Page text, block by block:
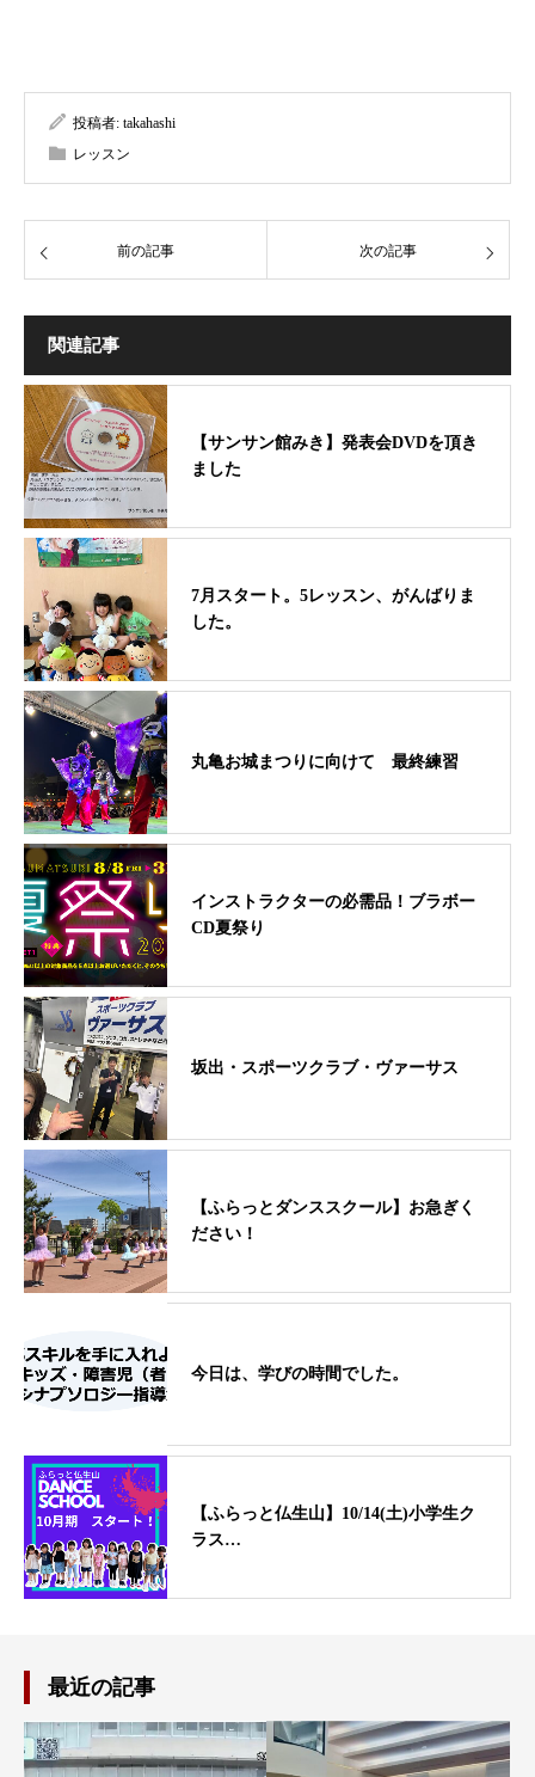
投稿者: takahashi
レッスン
前の記事 次の記事
関連記事
【サンサン館みき】発表会DVDを頂き
ました
7月スタート。5レッスン、がんばりま
した。
丸亀お城まつりに向けて 最終練習
インストラクターの必需品！ブラボー
CD夏祭り
坂出・スポーツクラブ・ヴァーサス
【ふらっとダンススクール】お急ぎく
ださい！
今日は、学びの時間でした。
【ふらっと仏生山】10/14(土)小学生ク
ラス…
最近の記事